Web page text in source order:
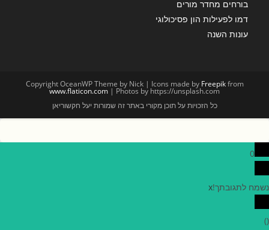
בורחים מחדר מורים
דמו לפעילות הון פסיכולוגי
עונות השנה
Copyright OceanWP Theme by Nick | Icons made by Freepikfrom
www.flaticon.com | Photos by https://unsplash.com
כל הזכויות על תוכן מקורי באתר זה שמורות יעל חקשוריאן
0
נשמח לתגובתך!x
(
)